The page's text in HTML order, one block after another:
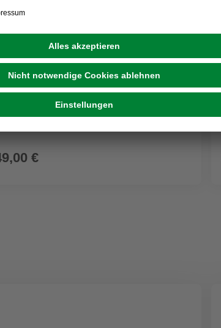
»AvantGarde«, Stahl, BxHxT: 260 x
380 cm (Außenmaße)
€